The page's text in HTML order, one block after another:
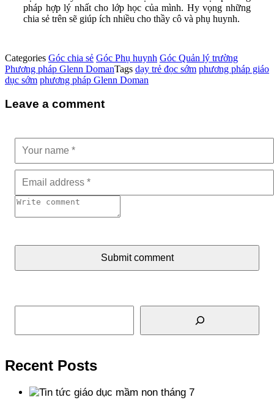
pháp hợp lý nhất cho lớp học của mình. Hy vọng những
chia sẻ trên sẽ giúp ích nhiều cho thầy cô và phụ huynh.
Categories Góc chia sẻ Góc Phụ huynh Góc Quản lý trường
Phương pháp Glenn DomanTags dạy trẻ đọc sớm phương pháp giáo
dục sớm phương pháp Glenn Doman
Leave a comment
Submit comment
Tìm kiếm
Recent Posts